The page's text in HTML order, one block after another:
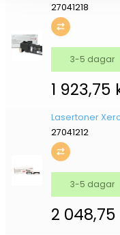
27041218
1 923,75
3-5 dagar
Lasertoner
27041212
2 048,75
3-5 dagar